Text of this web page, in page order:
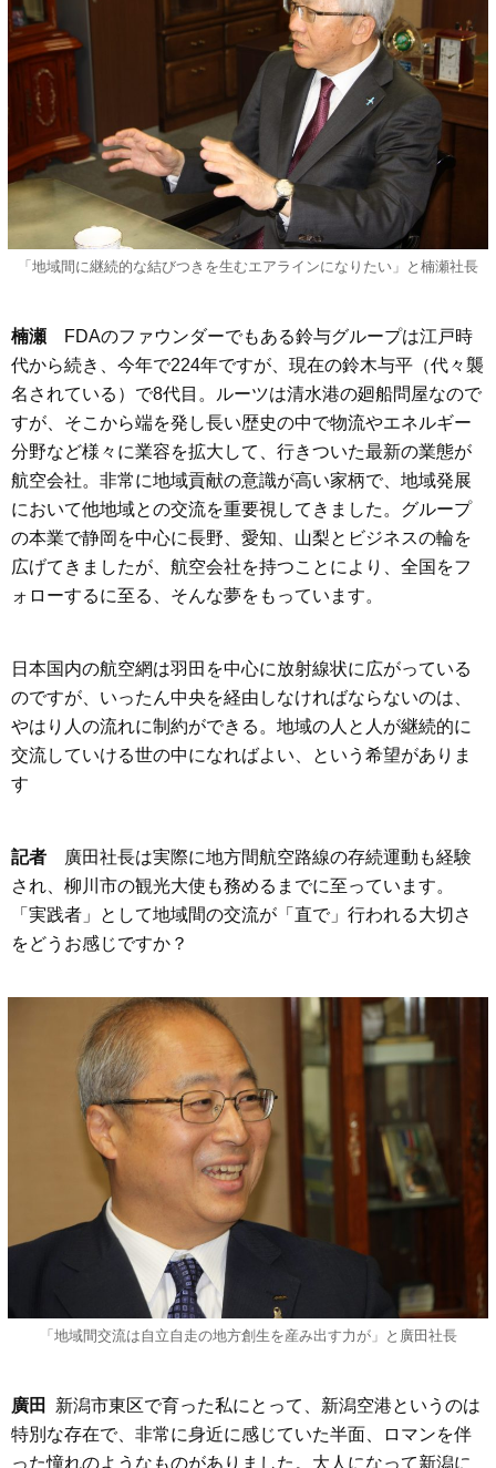
「地域間に継続的な結びつきを生むエアラインになりたい」と楠瀬社長
楠瀬 FDAのファウンダーでもある鈴与グループは江戸時
代から続き、今年で224年ですが、現在の鈴木与平（代々襲
名されている）で8代目。ルーツは清水港の廻船問屋なので
すが、そこから端を発し長い歴史の中で物流やエネルギー
分野など様々に業容を拡大して、行きついた最新の業態が
航空会社。非常に地域貢献の意識が高い家柄で、地域発展
において他地域との交流を重要視してきました。グループ
の本業で静岡を中心に長野、愛知、山梨とビジネスの輪を
広げてきましたが、航空会社を持つことにより、全国をフ
ォローするに至る、そんな夢をもっています。
日本国内の航空網は羽田を中心に放射線状に広がっている
のですが、いったん中央を経由しなければならないのは、
やはり人の流れに制約ができる。地域の人と人が継続的に
交流していける世の中になればよい、という希望がありま
す
記者 廣田社長は実際に地方間航空路線の存続運動も経験
され、柳川市の観光大使も務めるまでに至っています。
「実践者」として地域間の交流が「直で」行われる大切さ
をどうお感じですか？
「地域間交流は自立自走の地方創生を産み出す力が」と廣田社長
廣田
新潟市東区で育った私にとって、新潟空港というのは
特別な存在で、非常に身近に感じていた半面、ロマンを伴
った憧れのようなものがありました。大人になって新潟に